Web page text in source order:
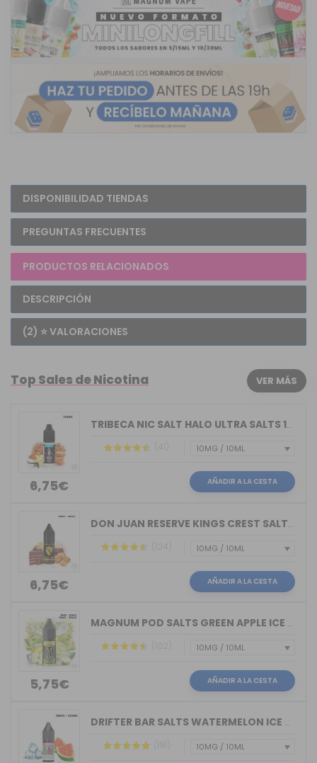
DISPONIBILIDAD TIENDAS
PREGUNTAS FRECUENTES
PRODUCTOS RELACIONADOS
DESCRIPCIÓN
(2) ⭐ VALORACIONES
Top Sales de Nicotina VER MÁS
6,75€
TRIBECA NIC SALT HALO ULTRA SALTS 10M...
(41)
AÑADIR A LA CESTA
6,75€
DON JUAN RESERVE KINGS CREST SALTS 10ML
(124)
AÑADIR A LA CESTA
5,75€
MAGNUM POD SALTS GREEN APPLE ICE 10ML
(102)
AÑADIR A LA CESTA
DRIFTER BAR SALTS WATERMELON ICE JUIC...
(191)